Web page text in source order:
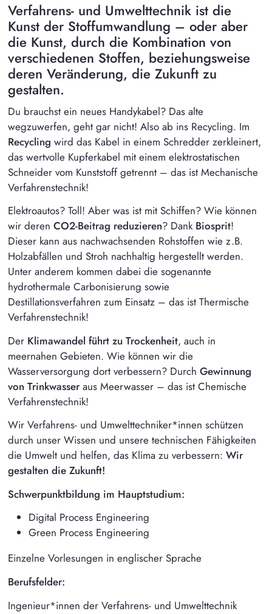
Verfahrens- und Umwelttechnik ist die
Kunst der Stoffumwandlung – oder aber
die Kunst, durch die Kombination von
verschiedenen Stoffen, beziehungsweise
deren Veränderung, die Zukunft zu
gestalten.
Du brauchst ein neues Handykabel? Das alte
wegzuwerfen, geht gar nicht! Also ab ins Recycling. Im
Recycling wird das Kabel in einem Schredder zerkleinert,
das wertvolle Kupferkabel mit einem elektrostatischen
Schneider vom Kunststoff getrennt – das ist Mechanische
Verfahrenstechnik!
Elektroautos? Toll! Aber was ist mit Schiffen? Wie können
wir deren CO2-Beitrag reduzieren? Dank Biosprit!
Dieser kann aus nachwachsenden Rohstoffen wie z.B.
Holzabfällen und Stroh nachhaltig hergestellt werden.
Unter anderem kommen dabei die sogenannte
hydrothermale Carbonisierung sowie
Destillationsverfahren zum Einsatz – das ist Thermische
Verfahrenstechnik!
Der Klimawandel führt zu Trockenheit, auch in
meernahen Gebieten. Wie können wir die
Wasserversorgung dort verbessern? Durch Gewinnung
von Trinkwasseraus Meerwasser – das ist Chemische
Verfahrenstechnik!
Wir Verfahrens- und Umwelttechniker*innen schützen
durch unser Wissen und unsere technischen Fähigkeiten
die Umwelt und helfen, das Klima zu verbessern: Wir
gestalten die Zukunft!
Schwerpunktbildung im Hauptstudium:
Digital Process Engineering
Green Process Engineering
Einzelne Vorlesungen in englischer Sprache
Berufsfelder:
Ingenieur*innen der Verfahrens- und Umwelttechnik